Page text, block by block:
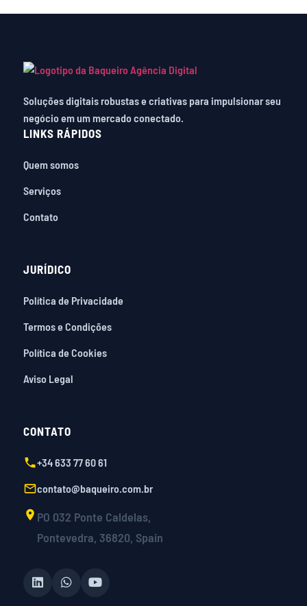
Soluções digitais robustas e criativas para impulsionar seu
negócio em um mercado conectado.
LINKS RÁPIDOS
Quem somos
Serviços
Contato
JURÍDICO
Política de Privacidade
Termos e Condições
Política de Cookies
Aviso Legal
CONTATO
+34 633 77 60 61
contato@baqueiro.com.br
PO 032 Ponte Caldelas,
Pontevedra, 36820, Spain